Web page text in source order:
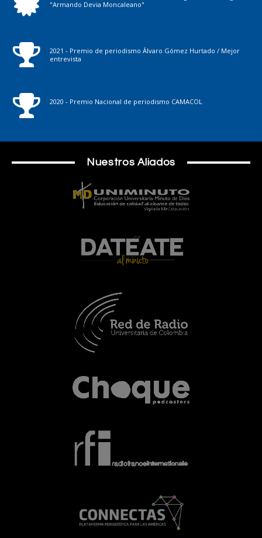
"Armando Devia Moncaleano"
2021 - Premio de periodismo Álvaro Gómez Hurtado / Mejor
entrevista
2020 - Premio Nacional de periodismo CAMACOL
Nuestros Aliados